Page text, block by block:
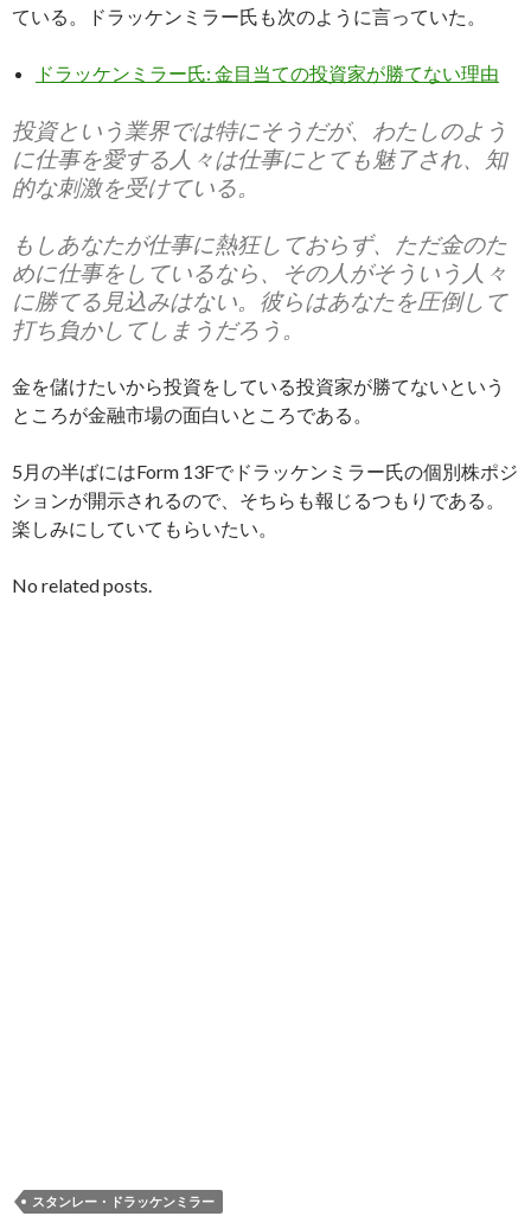
ている。ドラッケンミラー氏も次のように言っていた。
ドラッケンミラー氏: 金目当ての投資家が勝てない理由
投資という業界では特にそうだが、わたしのよう
に仕事を愛する人々は仕事にとても魅了され、知
的な刺激を受けている。
もしあなたが仕事に熱狂しておらず、ただ金のた
めに仕事をしているなら、その人がそういう人々
に勝てる見込みはない。彼らはあなたを圧倒して
打ち負かしてしまうだろう。
金を儲けたいから投資をしている投資家が勝てないという
ところが金融市場の面白いところである。
5月の半ばにはForm 13Fでドラッケンミラー氏の個別株ポジ
ションが開示されるので、そちらも報じるつもりである。
楽しみにしていてもらいたい。
No related posts.
スタンレー・ドラッケンミラー